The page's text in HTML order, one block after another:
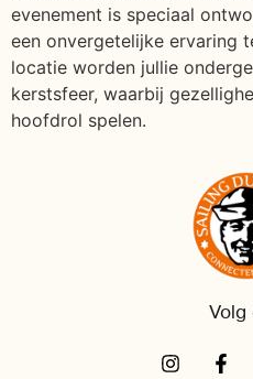
evenement is speciaal
een onvergetelijke ervaring
locatie worden jullie
kerstsfeer, waarbij
hoofdrol spelen.
Volg